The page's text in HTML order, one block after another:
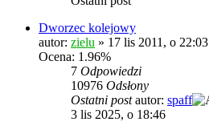
Dworzec kolejowy
autor: zielu » 17 lis 2011, o 22:03
Ocena: 1.96%
7 Odpowiedzi
10976 Odsłony
Ostatni postautor: spaff
3 lis 2025, o 18:46